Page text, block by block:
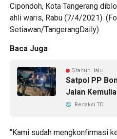
Cipondoh, Kota Tangerang
ahli waris, Rabu (7/4/2021).
Setiawan/TangerangDaily)
Baca Juga
5 tahun lalu
Satpol PP
Jalan
Redaksi TD
“Kami sudah mengkonfirmasi